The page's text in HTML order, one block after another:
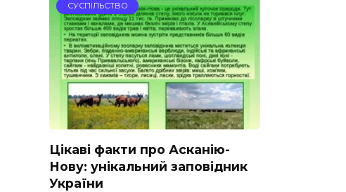
СУСПІЛЬСТВО
Цікаві факти про Асканію-
Нову: унікальний заповідник
України